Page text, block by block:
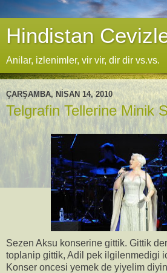
Hindistan
Anilar, izlenimler, vir vir, dir dir vs.vs.
ÇARŞAMBA, NISAN 14, 2010
Telgrafin Tellerine Minik
Sezen Aksu konserine gittik. Gittik
toplanip gittik, Adil pek ilgilenmedigi
Konser oncesi yemek de yiyelim